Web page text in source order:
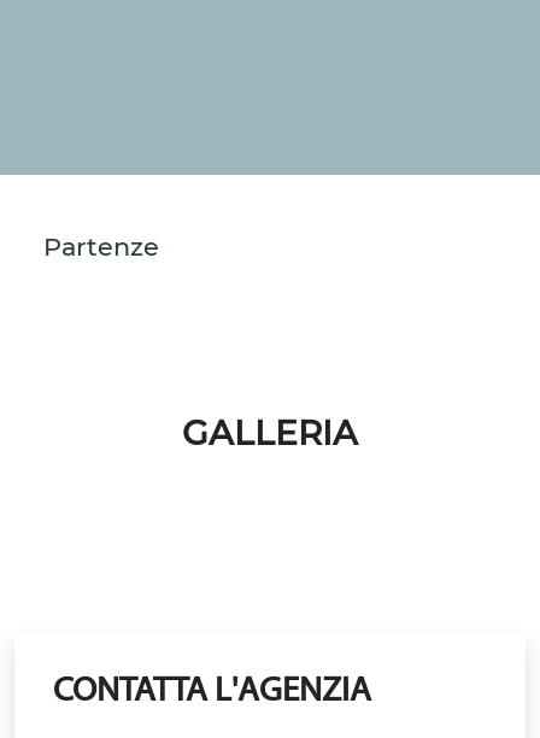
Partenze
GALLERIA
CONTATTA L'AGENZIA